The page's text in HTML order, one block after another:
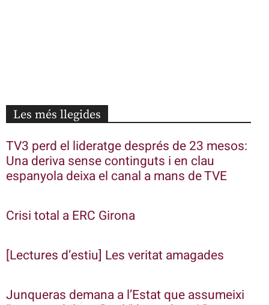
Les més llegides
TV3 perd el lideratge després de 23 mesos:
Una deriva sense continguts i en clau
espanyola deixa el canal a mans de TVE
Crisi total a ERC Girona
[Lectures d’estiu] Les veritat amagades
Junqueras demana a l’Estat que assumeixi